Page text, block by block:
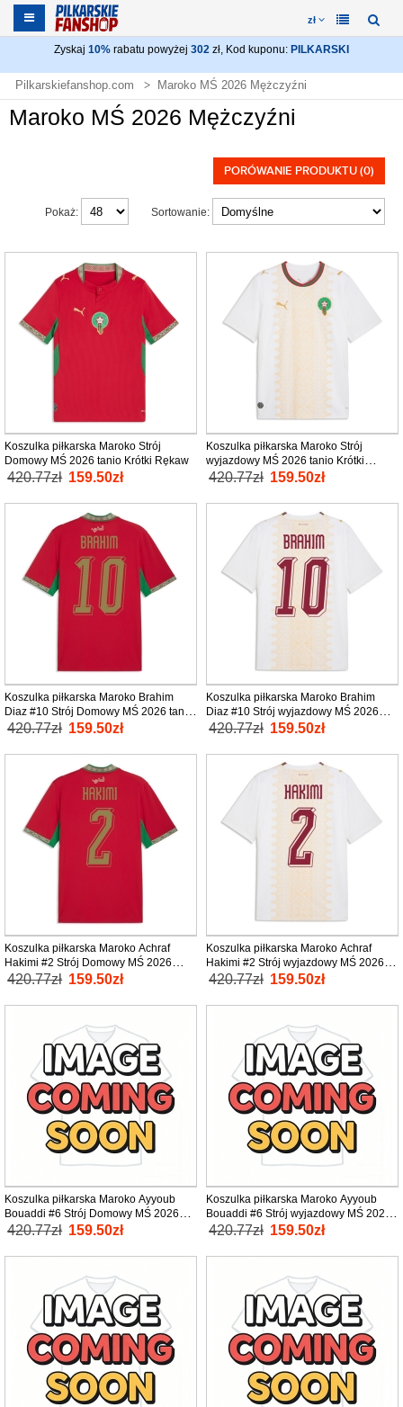
zł
Zyskaj 10% rabatu powyżej 302 zł, Kod kuponu: PILKARSKI
Pilkarskiefanshop.com Maroko MŚ 2026 Mężczyźni
Maroko MŚ 2026 Mężczyźni
PORÓWANIE PRODUKTU (0)
Sortowanie:
Pokaż:
Koszulka piłkarska Maroko Strój
Domowy MŚ 2026 tanio Krótki Rękaw
420.77zł 159.50zł
Koszulka piłkarska Maroko Strój
wyjazdowy MŚ 2026 tanio Krótki
Rękaw
420.77zł 159.50zł
Koszulka piłkarska Maroko Brahim
Diaz #10 Strój Domowy MŚ 2026 tanio
Krótki Rękaw
420.77zł 159.50zł
Koszulka piłkarska Maroko Brahim
Diaz #10 Strój wyjazdowy MŚ 2026
tanio Krótki Rękaw
420.77zł 159.50zł
Koszulka piłkarska Maroko Achraf
Hakimi #2 Strój Domowy MŚ 2026
tanio Krótki Rękaw
420.77zł 159.50zł
Koszulka piłkarska Maroko Achraf
Hakimi #2 Strój wyjazdowy MŚ 2026
tanio Krótki Rękaw
420.77zł 159.50zł
Koszulka piłkarska Maroko Ayyoub
Bouaddi #6 Strój Domowy MŚ 2026
tanio Krótki Rękaw
420.77zł 159.50zł
Koszulka piłkarska Maroko Ayyoub
Bouaddi #6 Strój wyjazdowy MŚ 2026
tanio Krótki Rękaw
420.77zł 159.50zł